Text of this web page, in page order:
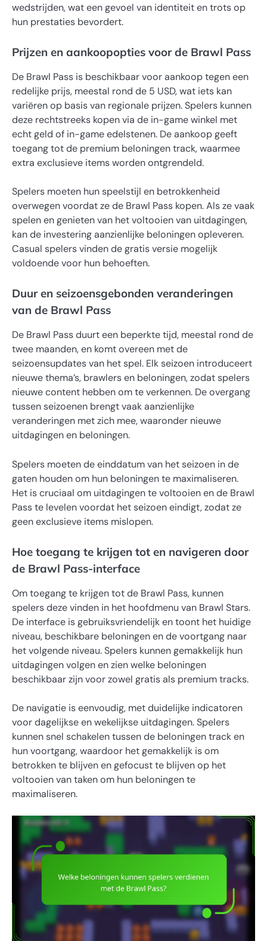
wedstrijden, wat een gevoel van identiteit en trots op
hun prestaties bevordert.
Prijzen en aankoopopties voor de Brawl Pass
De Brawl Pass is beschikbaar voor aankoop tegen een
redelijke prijs, meestal rond de 5 USD, wat iets kan
variëren op basis van regionale prijzen. Spelers kunnen
deze rechtstreeks kopen via de in-game winkel met
echt geld of in-game edelstenen. De aankoop geeft
toegang tot de premium beloningen track, waarmee
extra exclusieve items worden ontgrendeld.
Spelers moeten hun speelstijl en betrokkenheid
overwegen voordat ze de Brawl Pass kopen. Als ze vaak
spelen en genieten van het voltooien van uitdagingen,
kan de investering aanzienlijke beloningen opleveren.
Casual spelers vinden de gratis versie mogelijk
voldoende voor hun behoeften.
Duur en seizoensgebonden veranderingen
van de Brawl Pass
De Brawl Pass duurt een beperkte tijd, meestal rond de
twee maanden, en komt overeen met de
seizoensupdates van het spel. Elk seizoen introduceert
nieuwe thema’s, brawlers en beloningen, zodat spelers
nieuwe content hebben om te verkennen. De overgang
tussen seizoenen brengt vaak aanzienlijke
veranderingen met zich mee, waaronder nieuwe
uitdagingen en beloningen.
Spelers moeten de einddatum van het seizoen in de
gaten houden om hun beloningen te maximaliseren.
Het is cruciaal om uitdagingen te voltooien en de Brawl
Pass te levelen voordat het seizoen eindigt, zodat ze
geen exclusieve items mislopen.
Hoe toegang te krijgen tot en navigeren door
de Brawl Pass-interface
Om toegang te krijgen tot de Brawl Pass, kunnen
spelers deze vinden in het hoofdmenu van Brawl Stars.
De interface is gebruiksvriendelijk en toont het huidige
niveau, beschikbare beloningen en de voortgang naar
het volgende niveau. Spelers kunnen gemakkelijk hun
uitdagingen volgen en zien welke beloningen
beschikbaar zijn voor zowel gratis als premium tracks.
De navigatie is eenvoudig, met duidelijke indicatoren
voor dagelijkse en wekelijkse uitdagingen. Spelers
kunnen snel schakelen tussen de beloningen track en
hun voortgang, waardoor het gemakkelijk is om
betrokken te blijven en gefocust te blijven op het
voltooien van taken om hun beloningen te
maximaliseren.